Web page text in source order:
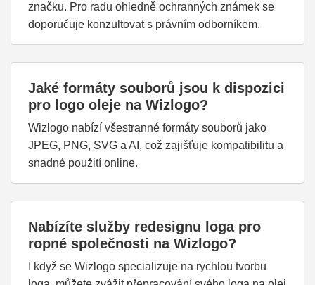
značku. Pro radu ohledně ochranných známek se
doporučuje konzultovat s právním odborníkem.
Jaké formáty souborů jsou k dispozici
pro logo oleje na Wizlogo?
Wizlogo nabízí všestranné formáty souborů jako
JPEG, PNG, SVG a AI, což zajišťuje kompatibilitu a
snadné použití online.
Nabízíte služby redesignu loga pro
ropné společnosti na Wizlogo?
I když se Wizlogo specializuje na rychlou tvorbu